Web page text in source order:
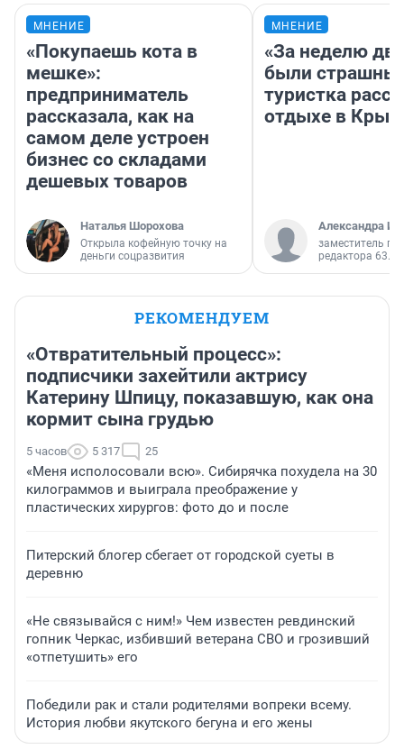
МНЕНИЕ
«Покупаешь кота в
мешке»:
предприниматель
рассказала, как на
самом деле устроен
бизнес со складами
дешевых товаров
Наталья Шорохова
Открыла кофейную точку на
деньги соцразвития
МНЕНИЕ
«За неделю
были
туристка
отдыхе в
Александра
заместитель
редактора 63.RU
РЕКОМЕНДУЕМ
«Отвратительный процесс»:
подписчики захейтили актрису
Катерину Шпицу, показавшую, как она
кормит сына грудью
5 часов 5 317 25
«Меня исполосовали всю». Сибирячка похудела на 30
килограммов и выиграла преображение у
пластических хирургов: фото до и после
Питерский блогер сбегает от городской суеты в
деревню
«Не связывайся с ним!» Чем известен ревдинский
гопник Черкас, избивший ветерана СВО и грозивший
«отпетушить» его
Победили рак и стали родителями вопреки всему.
История любви якутского бегуна и его жены